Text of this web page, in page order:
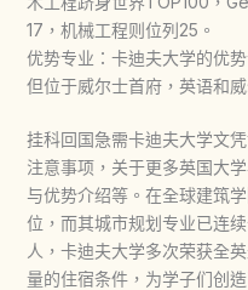
17，机械工程则位列25。
优势专业：卡迪夫大学的优
但位于威尔士首府，英语和
挂科回国急需卡迪夫大学文
注意事项，关于更多英国大
与优势介绍等。在全球建筑
位，而其城市规划专业已连
人，卡迪夫大学多次荣获全
量的住宿条件，为学子们创